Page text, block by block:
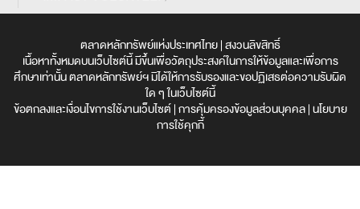
ตลาดหลักทรัพย์แห่งประเทศไทย | สงวนลิขสิทธิ์
เนื้อหาทั้งหมดบนเว็บไซต์นี้ มีขึ้นเพื่อวัตถุประสงค์ในการให้ข้อมูลและเพื่อการ
ศึกษาเท่านั้น ตลาดหลักทรัพย์ฯ มิได้ให้การรับรองและขอปฏิเสธต่อความรับผิด
ใด ๆ ในเว็บไซต์นี้
ข้อตกลงและเงื่อนไขการใช้งานเว็บไซต์|การคุ้มครองข้อมูลส่วนบุคคล|นโยบาย
การใช้คุกกี้